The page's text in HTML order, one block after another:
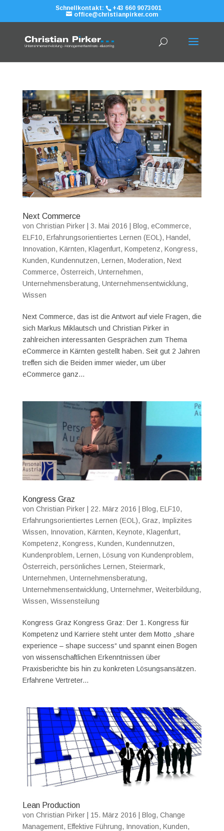
Schnellkontakt:
+43 660 9073001
office@christianpirker.com
Next Commerce
von Christian Pirker| 3. Mai 2016 Blog, eCommerce,
ELF10, Erfahrungsorientiertes Lernen (EOL), Handel ,
Innovation, Kärnten, Klagenfurt, Kompetenz, Kongress,
Kunden, Kundennutzen, Lernen, Moderation, Next
Commerce, Österreich, Unternehmen,
Unternehmensberatung, Unternehmensentwicklung,
Wissen
Next Commerce, das ist die Antwort auf viele Fragen, die
sich Markus Miklautsch und Christian Pirker in
zahlreichen interessanten Gesprächen zum Thema
eCommerce in Kärnten gestellt haben. Seit gut 2 Jahren
treffen sich die Beiden immer wieder, um über
eCommerce ganz...
Kongress Graz
von Christian Pirker| 22. März 2016 Blog, ELF10,
Erfahrungsorientiertes Lernen (EOL), Graz, Implizites
Wissen, Innovation, Kärnten, Keynote, Klagenfurt,
Kompetenz, Kongress, Kunden, Kundennutzen,
Kundenproblem, Lernen, Lösung von Kundenproblem,
Österreich, persönliches Lernen, Steiermark,
Unternehmen, Unternehmensberatung,
Unternehmensentwicklung, Unternehmer, Weiterbildung,
Wissen, Wissensteilung
Kongress Graz Kongress Graz: Der 1. Kongress für
Kompetenz und Karriere steht unter dem Motto „share
experience – shape success“ und spannt einen Bogen
von wissenschaftlichen Erkenntnissen über
Praxisberichte bis hin zu konkreten Lösungsansätzen.
Erfahrene Vertreter...
Lean Production
von Christian Pirker| 15. März 2016 Blog, Change
Management, Effektive Führung, Innovation, Kunden,